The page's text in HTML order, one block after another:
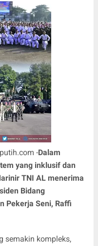
-Dalam
yang inklusif dan
TNI AL menerima
Bidang
Pekerja Seni, Raffi
semakin kompleks,